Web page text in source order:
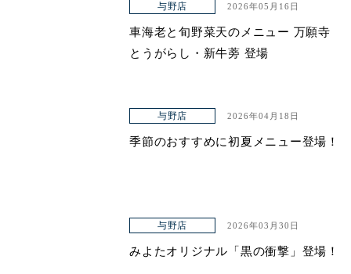
与野店 2026年05月16日
車海老と旬野菜天のメニュー 万願寺
とうがらし・新牛蒡 登場
与野店 2026年04月18日
季節のおすすめに初夏メニュー登場！
与野店 2026年03月30日
みよたオリジナル「黒の衝撃」登場！